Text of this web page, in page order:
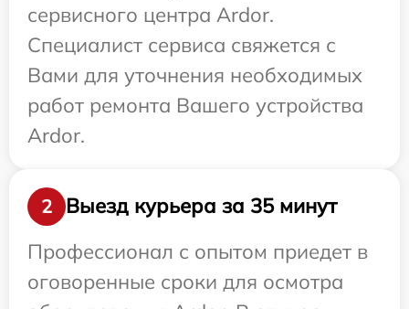
сервисного центра Ardor.
Специалист сервиса свяжется с
Вами для уточнения необходимых
работ ремонта Вашего устройства
Ardor.
2
Выезд курьера за 35 минут
Профессионал с опытом приедет в
оговоренные сроки для осмотра